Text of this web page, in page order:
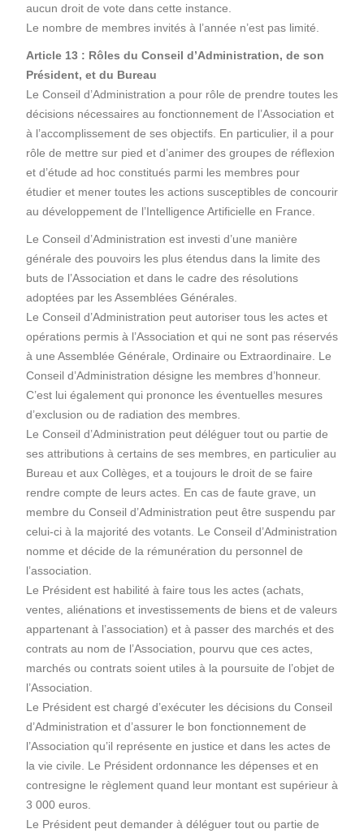
aucun droit de vote dans cette instance.
Le nombre de membres invités à l’année n’est pas limité.
Article 13 : Rôles du Conseil d’Administration, de son
Président, et du Bureau
Le Conseil d’Administration a pour rôle de prendre toutes les
décisions nécessaires au fonctionnement de l’Association et
à l’accomplissement de ses objectifs. En particulier, il a pour
rôle de mettre sur pied et d’animer des groupes de réflexion
et d’étude ad hoc constitués parmi les membres pour
étudier et mener toutes les actions susceptibles de concourir
au développement de l’Intelligence Artificielle en France.
Le Conseil d’Administration est investi d’une manière
générale des pouvoirs les plus étendus dans la limite des
buts de l’Association et dans le cadre des résolutions
adoptées par les Assemblées Générales.
Le Conseil d’Administration peut autoriser tous les actes et
opérations permis à l’Association et qui ne sont pas réservés
à une Assemblée Générale, Ordinaire ou Extraordinaire. Le
Conseil d’Administration désigne les membres d’honneur.
C’est lui également qui prononce les éventuelles mesures
d’exclusion ou de radiation des membres.
Le Conseil d’Administration peut déléguer tout ou partie de
ses attributions à certains de ses membres, en particulier au
Bureau et aux Collèges, et a toujours le droit de se faire
rendre compte de leurs actes. En cas de faute grave, un
membre du Conseil d’Administration peut être suspendu par
celui-ci à la majorité des votants. Le Conseil d’Administration
nomme et décide de la rémunération du personnel de
l’association.
Le Président est habilité à faire tous les actes (achats,
ventes, aliénations et investissements de biens et de valeurs
appartenant à l’association) et à passer des marchés et des
contrats au nom de l’Association, pourvu que ces actes,
marchés ou contrats soient utiles à la poursuite de l’objet de
l’Association.
Le Président est chargé d’exécuter les décisions du Conseil
d’Administration et d’assurer le bon fonctionnement de
l’Association qu’il représente en justice et dans les actes de
la vie civile. Le Président ordonnance les dépenses et en
contresigne le règlement quand leur montant est supérieur à
3 000 euros.
Le Président peut demander à déléguer tout ou partie de